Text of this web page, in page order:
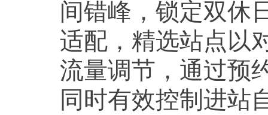
间错峰，锁定双休
适配，精选站点以
流量调节，通过预
同时有效控制进站